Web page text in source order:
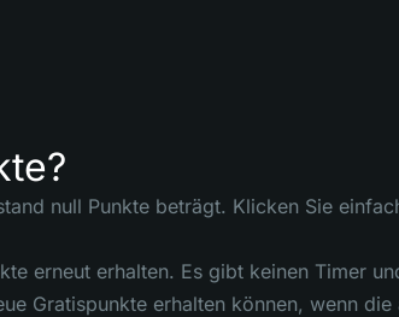
null Punkte beträgt. Klicken Sie
erneut erhalten. Es gibt keinen Timer
Gratispunkte erhalten können, wenn